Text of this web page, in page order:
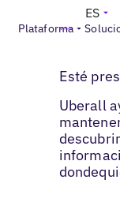
Plataforma
ES
Esté
Uberall